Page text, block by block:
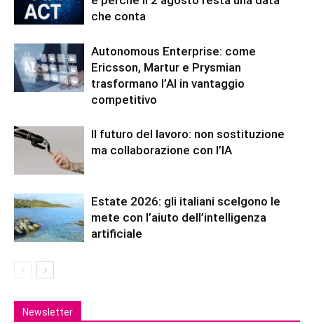
che conta
Autonomous Enterprise: come
Ericsson, Martur e Prysmian
trasformano l’AI in vantaggio
competitivo
Il futuro del lavoro: non sostituzione
ma collaborazione con l’IA
Estate 2026: gli italiani scelgono le
mete con l’aiuto dell’intelligenza
artificiale
Newsletter